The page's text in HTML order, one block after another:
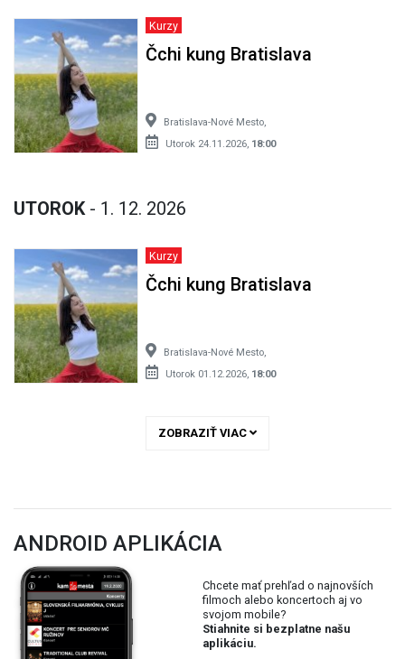
Kurzy
Čchi kung Bratislava
Bratislava-Nové Mesto,
Utorok 24.11.2026, 18:00
UTOROK - 1. 12. 2026
Kurzy
Čchi kung Bratislava
Bratislava-Nové Mesto,
Utorok 01.12.2026, 18:00
ZOBRAZIŤ VIAC
ANDROID APLIKÁCIA
Chcete mať prehľad o najnovších
filmoch alebo koncertoch aj vo
svojom mobile?
Stiahnite si bezplatne našu
aplikáciu.